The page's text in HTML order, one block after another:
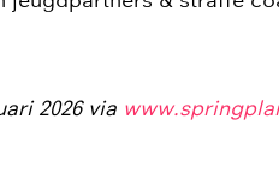
2026 via